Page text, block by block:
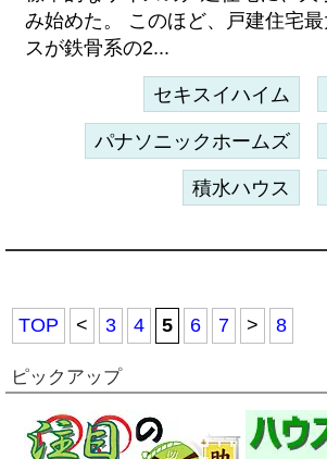
み始めた。 このほど、戸建住宅
スが鉄骨系の2...
セキスイハイム
パナソニックホームズ
積水ハウス
TOP < 3 4 5 6 7 > 8
ピックアップ